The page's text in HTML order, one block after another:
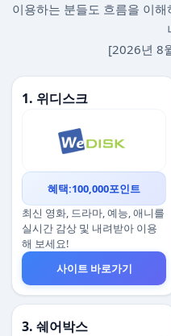
이용하는 분들도 흐름을 이
[2026년 8
1. 위디스크
혜택:100,000포인트
최신 영화, 드라마, 예능, 애니를
실시간 감상 및 내려받아 이용
해 보세요!
사이트 바로가기
3. 쉐어박스